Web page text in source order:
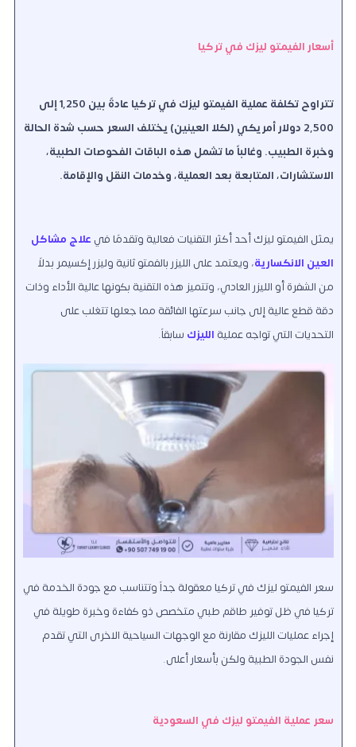
أسعار الفيمتو ليزك في تركيا
تتراوح تكلفة عملية الفيمتو ليزك في تركيا عادةً بين 1,250 إلى
2,500 دولار أمريكي (لكلا العينين) يختلف السعر حسب شدة الحالة
وخبرة الطبيب. وغالباً ما تشمل هذه الباقات الفحوصات الطبية،
الاستشارات، المتابعة بعد العملية، وخدمات النقل والإقامة.
يمثل الفيمتو ليزك أحد أكثر التقنيات فعالية وتقدمًا في علاج مشاكل
العين الانكسارية، ويعتمد على الليزر بالفمتو ثانية وليزر إكسيمر بدلاً
من الشفرة أو الليزر العادي، وتتميز هذه التقنية بكونها عالية الأداء وذات
دقة قطع عالية إلى جانب سرعتها الفائقة مما جعلها تتغلب على
التحديات التي تواجه عملية الليزك سابقاً.
سعر الفيمتو ليزك في تركيا معقولة جداً وتتناسب مع جودة الخدمة في
تركيا في ظل توفير طاقم طبي متخصص ذو كفاءة وخبرة طويلة في
إجراء عمليات الليزك مقارنة مع الوجهات السياحية الاخرى التي تقدم
نفس الجودة الطبية ولكن بأسعار أعلى.
سعر عملية الفيمتو ليزك في السعودية